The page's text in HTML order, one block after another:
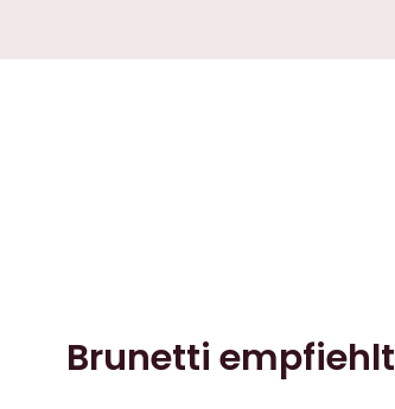
Brunetti empfiehlt